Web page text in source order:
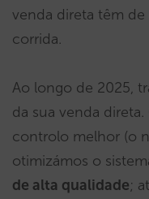
venda direta têm de
corrida.
Ao longo de 2025,
da sua venda
controlo melhor (o
otimizámos o
de alta qualidade;